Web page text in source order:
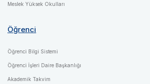
Meslek Yüksek Okulları
Öğrenci
Öğrenci Bilgi Sistemi
Öğrenci İşleri Daire Başkanlığı
Akademik Takvim